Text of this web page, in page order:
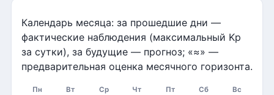
Календарь месяца: за прошедшие дни —
фактические наблюдения (максимальный Kp
за сутки), за будущие — прогноз; «≈» —
предварительная оценка месячного горизонта.
Пн Вт Ср Чт Пт Сб
Вс